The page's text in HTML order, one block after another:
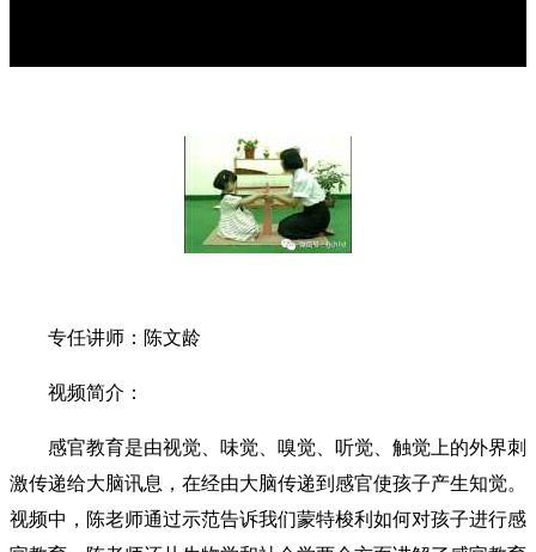
专任讲师：陈文龄
视频简介：
感官教育是由视觉、味觉、嗅觉、听觉、触觉上的外界刺
激传递给大脑讯息，在经由大脑传递到感官使孩子产生知觉。
视频中，陈老师通过示范告诉我们蒙特梭利如何对孩子进行感